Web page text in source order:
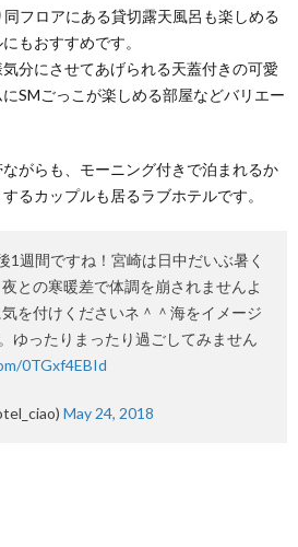
フロアにある貸切露天風呂も楽しめる
もおすすめです。
分にさせてあげられる天蓋付きの可愛
SMごっこが楽しめる部屋などバリエー
がらも、モーニング付きで泊まれるか
るカップルも居るラブホテルです。
1週間ですね！宮崎は日中だいぶ暑く
との寒暖差で体調を崩されませんよ
を付けくださいネ＾＾海をイメージ
ゆったりまったり過ごしてみません
0TGxf4EBId
May 24, 2018